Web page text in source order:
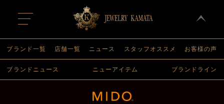
t
o
g
l
n
a
ブランド一覧 店舗一覧 ニュース スタッフオススメ お客様の声
ブランドニュース ニューアイテム ブランドライン